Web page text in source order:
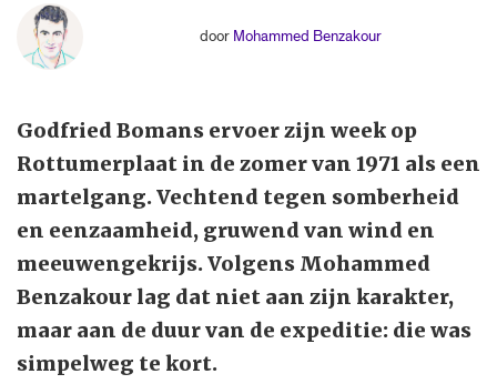
door Mohammed Benzakour
Godfried Bomans ervoer zijn week op
Rottumerplaat in de zomer van 1971 als een
martelgang. Vechtend tegen somberheid
en eenzaamheid, gruwend van wind en
meeuwengekrijs. Volgens Mohammed
Benzakour lag dat niet aan zijn karakter,
maar aan de duur van de expeditie: die was
simpelweg te kort.